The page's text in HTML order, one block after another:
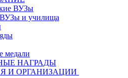
ВУЗы
и училища
медали
НАГРАДЫ
И ОРГАНИЗАЦИИ